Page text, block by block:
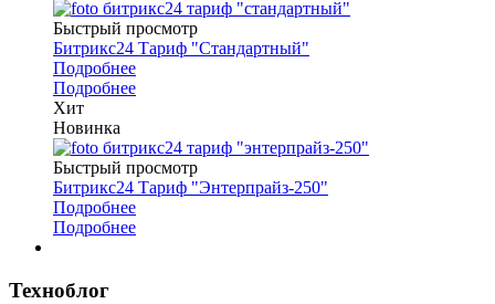
Быстрый просмотр
Битрикс24 Тариф "Стандартный"
Подробнее
Подробнее
Хит
Новинка
Быстрый просмотр
Битрикс24 Тариф "Энтерпрайз-250"
Подробнее
Подробнее
Техноблог